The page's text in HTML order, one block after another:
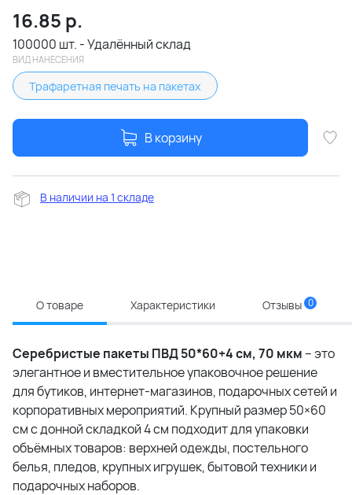
16.85 р.
100000 шт. - Удалённый склад
ВИД НАНЕСЕНИЯ
Трафаретная печать на пакетах
В корзину
В наличии на 1 складе
О товаре Характеристики Отзывы 0
Серебристые пакеты ПВД 50*60+4 см, 70 мкм – это
элегантное и вместительное упаковочное решение
для бутиков, интернет-магазинов, подарочных сетей и
корпоративных мероприятий. Крупный размер 50×60
см с донной складкой 4 см подходит для упаковки
объёмных товаров: верхней одежды, постельного
белья, пледов, крупных игрушек, бытовой техники и
подарочных наборов.